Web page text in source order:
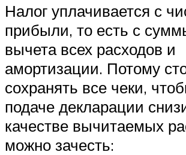
Налог уплачивается с
прибыли, то есть с
вычета всех расходов и
амортизации. Потому
сохранять все чеки,
подаче декларации
качестве вычитаемых
можно зачесть: